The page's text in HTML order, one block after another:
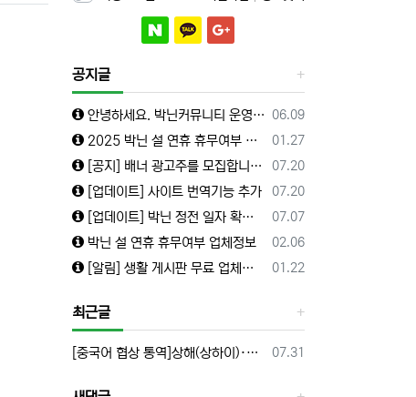
공지글
등록일
06.09
안녕하세요. 박닌커뮤니티 운영자입니다.
등록일
01.27
2025 박닌 설 연휴 휴무여부 업체정보
등록일
07.20
[공지] 배너 광고주를 모집합니다.(수정)
등록일
07.20
[업데이트] 사이트 번역기능 추가
등록일
07.07
[업데이트] 박닌 정전 일자 확인안내
등록일
02.06
박닌 설 연휴 휴무여부 업체정보
등록일
01.22
[알림] 생활 게시판 무료 업체등록 해드립니다.
최근글
등록일
07.31
[중국어 협상 통역]상해(상하이)·항저우/이우·쑤저우 공급·제조 업체,공장 미팅 & 전시회 한중 원어민 프리랜서 비즈니스 통역사